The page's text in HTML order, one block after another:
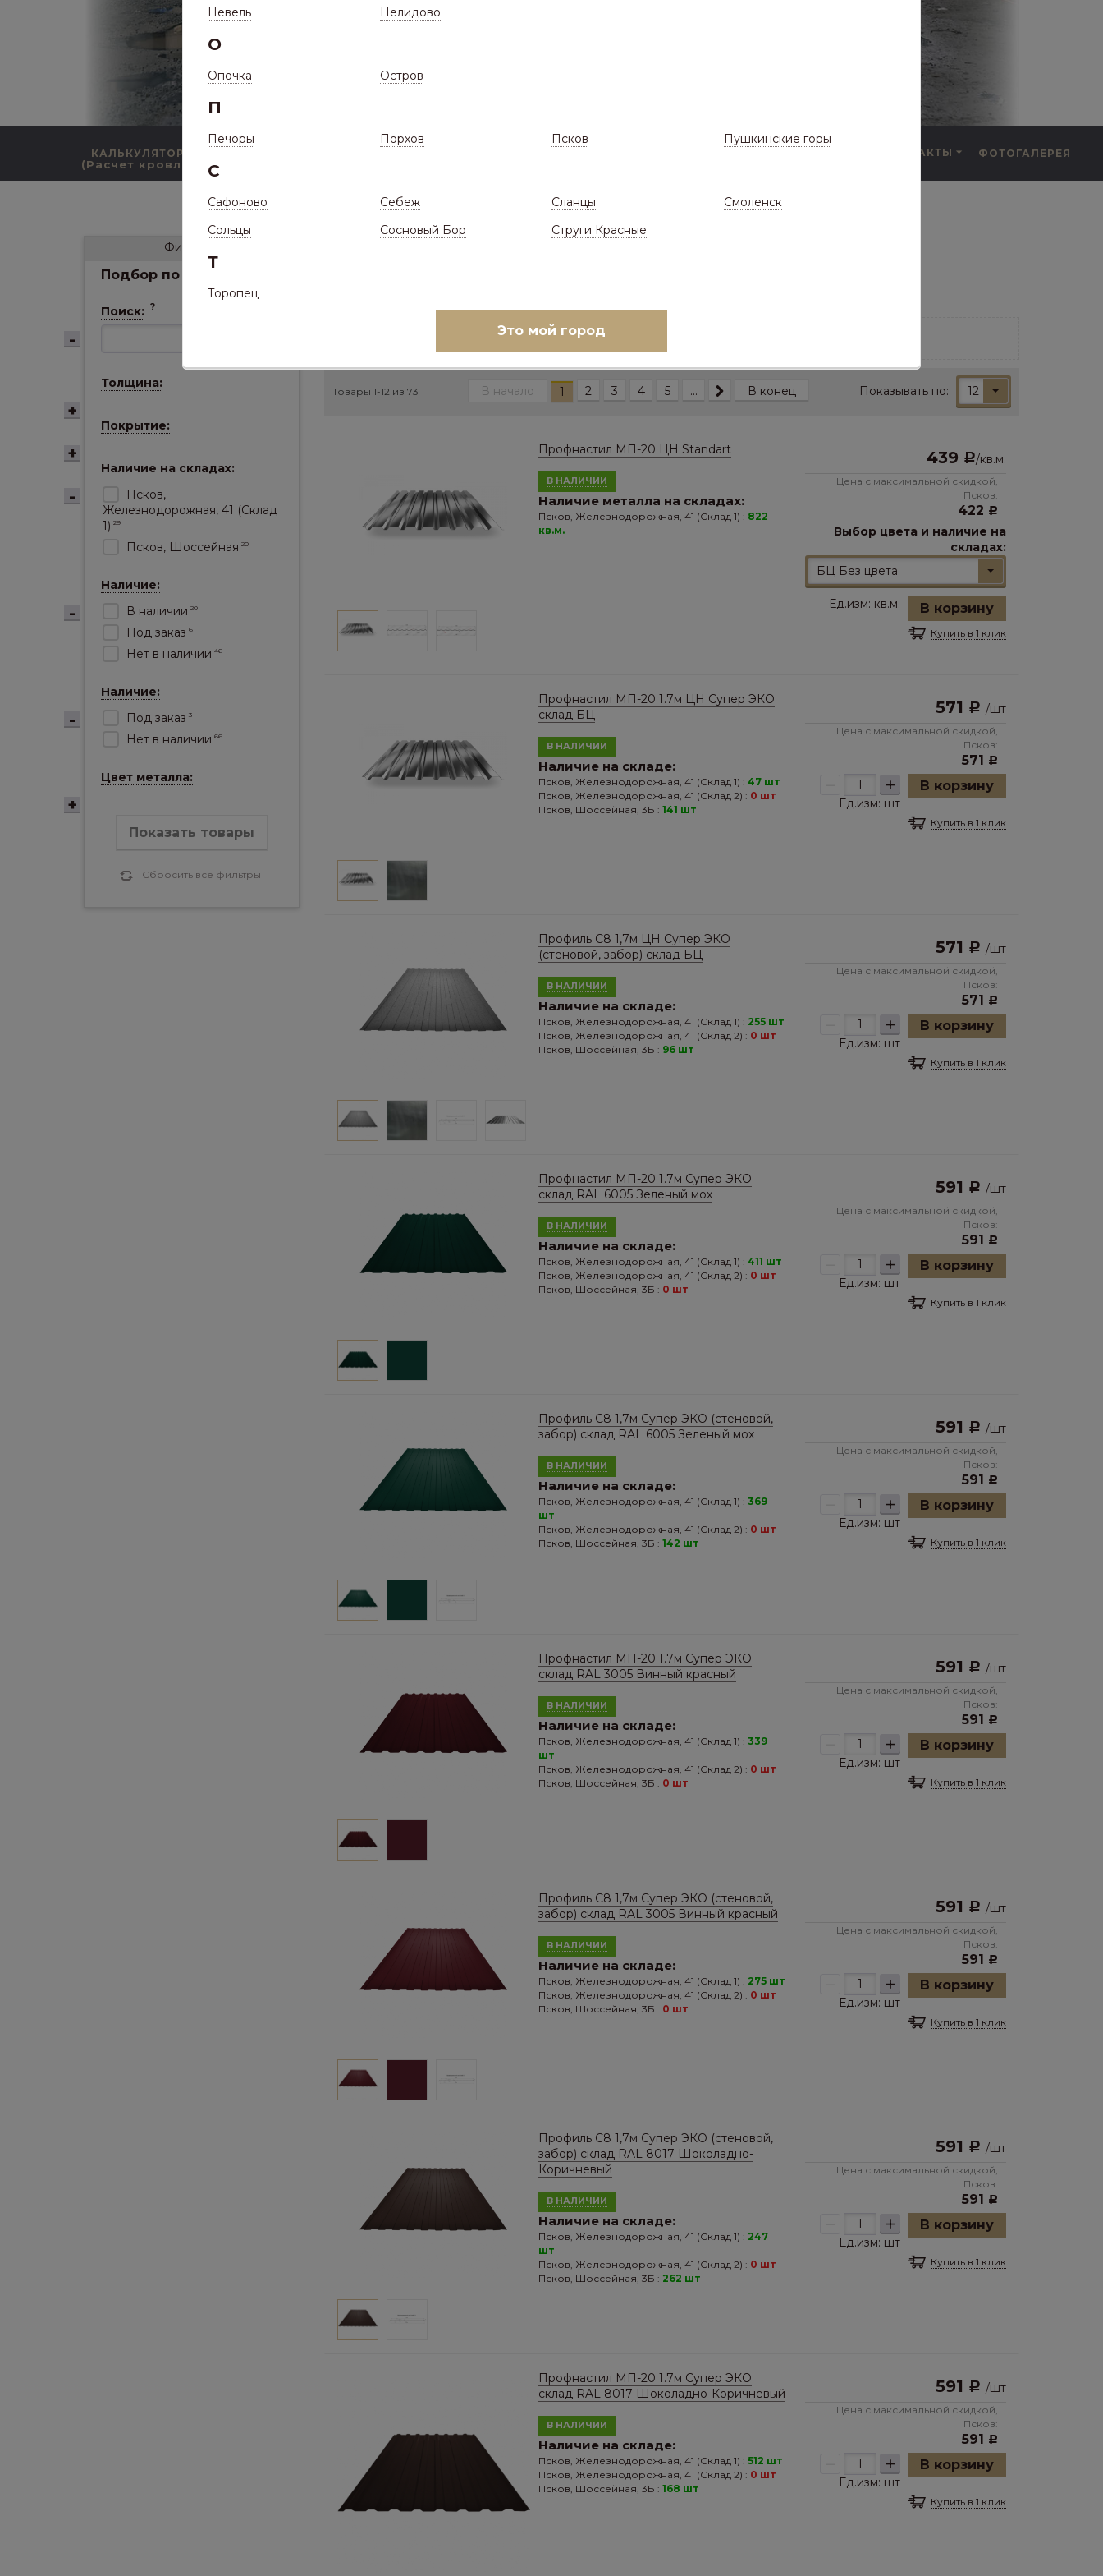
КАЛЬКУЛЯТОР
(Расчет кровли)
КОНТАКТЫ ФОТОГАЛЕРЕЯ
Фасады Профнастил и комплектующие Профнастил Склад
Фильтр
Подбор по параметрам
Поиск: ?
Толщина:
Покрытие:
Наличие на складах:
Псков,
Железнодорожная, 41 (Склад
1) 29
Псков, Шоссейная 20
Наличие:
В наличии 20
Под заказ 6
Нет в наличии 46
Наличие:
Под заказ 3
Нет в наличии 66
Цвет металла:
Показать товары
Сбросить все фильтры
Наличию и цене Цене
Показывать по: 12
Товары 1-12 из 73 В начало 1 2 3 4 5 ... В конец
Профнастил МП-20 ЦН Standart
В НАЛИЧИИ
Наличие металла на складах:
Псков, Железнодорожная, 41 (Склад 1) : 822
кв.м.
439 Р/кв.м.
Цена с максимальной скидкой,
Псков:
422 Р
Выбор цвета и наличие на
складах:
БЦ Без цвета
Ед.изм: кв.м. В корзину
Купить в 1 клик
Профнастил МП-20 1.7м ЦН Супер ЭКО
склад БЦ
В НАЛИЧИИ
Наличие на складе:
Псков, Железнодорожная, 41 (Склад 1) : 47 шт
Псков, Железнодорожная, 41 (Склад 2) : 0 шт
Псков, Шоссейная, 3Б : 141 шт
571 Р /шт
Цена с максимальной скидкой,
Псков:
571 Р
+
Ед.изм: шт
В корзину
Купить в 1 клик
Профиль С8 1,7м ЦН Супер ЭКО
(стеновой, забор) склад БЦ
В НАЛИЧИИ
Наличие на складе:
Псков, Железнодорожная, 41 (Склад 1) : 255 шт
Псков, Железнодорожная, 41 (Склад 2) : 0 шт
Псков, Шоссейная, 3Б : 96 шт
571 Р /шт
Цена с максимальной скидкой,
Псков:
571 Р
+
Ед.изм: шт
В корзину
Купить в 1 клик
Профнастил МП-20 1.7м Супер ЭКО
склад RAL 6005 Зеленый мох
В НАЛИЧИИ
Наличие на складе:
Псков, Железнодорожная, 41 (Склад 1) : 411 шт
Псков, Железнодорожная, 41 (Склад 2) : 0 шт
Псков, Шоссейная, 3Б : 0 шт
591 Р /шт
Цена с максимальной скидкой,
Псков:
591 Р
+
Ед.изм: шт
В корзину
Купить в 1 клик
Профиль С8 1,7м Супер ЭКО (стеновой,
забор) склад RAL 6005 Зеленый мох
В НАЛИЧИИ
Наличие на складе:
Псков, Железнодорожная, 41 (Склад 1) : 369
шт
Псков, Железнодорожная, 41 (Склад 2) : 0 шт
Псков, Шоссейная, 3Б : 142 шт
591 Р /шт
Цена с максимальной скидкой,
Псков:
591 Р
+
Ед.изм: шт
В корзину
Купить в 1 клик
Профнастил МП-20 1.7м Супер ЭКО
склад RAL 3005 Винный красный
В НАЛИЧИИ
Наличие на складе:
Псков, Железнодорожная, 41 (Склад 1) : 339
шт
Псков, Железнодорожная, 41 (Склад 2) : 0 шт
Псков, Шоссейная, 3Б : 0 шт
591 Р /шт
Цена с максимальной скидкой,
Псков:
591 Р
+
Ед.изм: шт
В корзину
Купить в 1 клик
Профиль С8 1,7м Супер ЭКО (стеновой,
забор) склад RAL 3005 Винный красный
В НАЛИЧИИ
Наличие на складе:
Псков, Железнодорожная, 41 (Склад 1) : 275 шт
Псков, Железнодорожная, 41 (Склад 2) : 0 шт
Псков, Шоссейная, 3Б : 0 шт
591 Р /шт
Цена с максимальной скидкой,
Псков:
591 Р
+
Ед.изм: шт
В корзину
Купить в 1 клик
Профиль С8 1,7м Супер ЭКО (стеновой,
забор) склад RAL 8017 Шоколадно-
Коричневый
В НАЛИЧИИ
Наличие на складе:
Псков, Железнодорожная, 41 (Склад 1) : 247
шт
Псков, Железнодорожная, 41 (Склад 2) : 0 шт
Псков, Шоссейная, 3Б : 262 шт
591 Р /шт
Цена с максимальной скидкой,
Псков:
591 Р
+
Ед.изм: шт
В корзину
Купить в 1 клик
Профнастил МП-20 1.7м Супер ЭКО
склад RAL 8017 Шоколадно-Коричневый
В НАЛИЧИИ
Наличие на складе:
Псков, Железнодорожная, 41 (Склад 1) : 512 шт
Псков, Железнодорожная, 41 (Склад 2) : 0 шт
Псков, Шоссейная, 3Б : 168 шт
591 Р /шт
Цена с максимальной скидкой,
Псков:
591 Р
+
Ед.изм: шт
В корзину
Купить в 1 клик
Невель Нелидово
О
Опочка Остров
П
Печоры Порхов Псков Пушкинские горы
С
Сафоново Себеж Сланцы
Смоленск
Сольцы
Сосновый Бор Струги Красные
Т
Торопец
Это мой город